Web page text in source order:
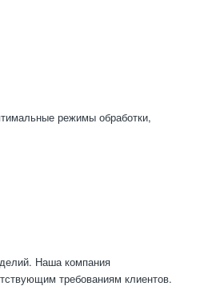
режимы обработки,
Наша компания
требованиям клиентов.